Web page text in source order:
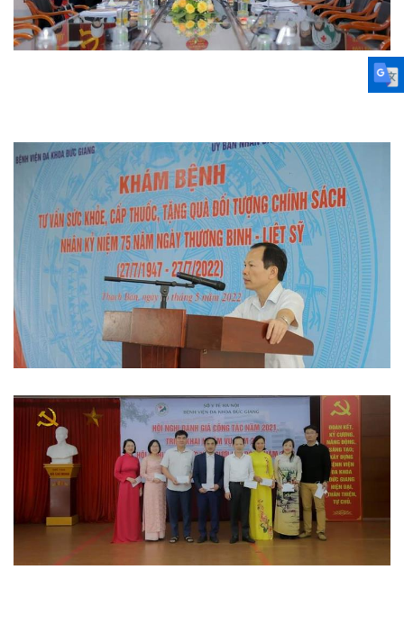
Thi đua khen thưởng
Hoạt động đoàn thể